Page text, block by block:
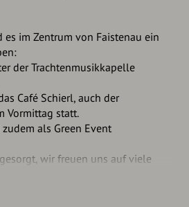
im Zentrum von Faistenau ein
der Trachtenmusikkapelle
Café Schierl, auch der
Vormittag statt.
als Green Event
wir freuen uns auf viele